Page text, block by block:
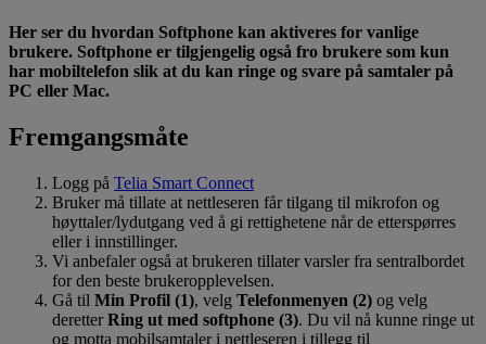
Her ser du hvordan Softphone kan aktiveres for vanlige
brukere. Softphone er tilgjengelig også fro brukere som kun
har mobiltelefon slik at du kan ringe og svare på samtaler på
PC eller Mac.
Fremgangsmåte
Logg på Telia Smart Connect
Bruker må tillate at nettleseren får tilgang til mikrofon og
høyttaler/lydutgang ved å gi rettighetene når de etterspørres
eller i innstillinger.
Vi anbefaler også at brukeren tillater varsler fra sentralbordet
for den beste brukeropplevelsen.
Gå til Min Profil (1), velg Telefonmenyen (2) og velg
deretterRing ut med softphone (3). Du vil nå kunne ringe ut
og motta mobilsamtaler i nettleseren i tillegg til